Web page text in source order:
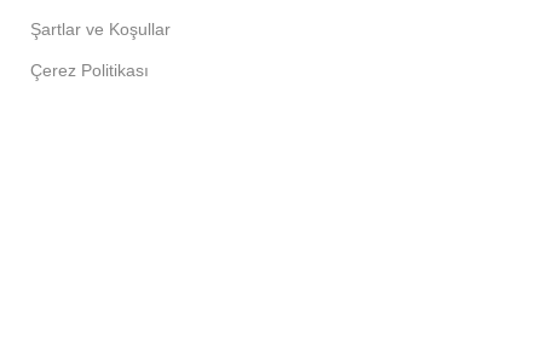
Şartlar ve Koşullar
Çerez Politikası